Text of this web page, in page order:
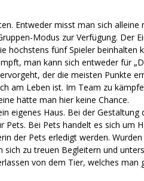
Entweder misst man sich alleine
Modus zur Verfügung. Der
höchstens fünf Spieler beinhalten
man kann sich entweder für
der die meisten Punkte
am Leben ist. Im Team zu
hätte man hier keine Chance.
eigenes Haus. Bei der Gestaltung
Bei Pets handelt es sich um
der Pets erledigt werden.
sich zu treuen Begleitern und
von dem Tier, welches man